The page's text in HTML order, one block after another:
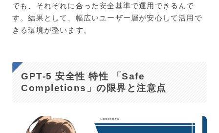
でも、それぞれに合った安全基準で運用できるんで
す。結果として、幅広いユーザー層が安心して活用で
きる環境が整います。
GPT-5 安全性 特性 「Safe
Completions」の限界と注意点